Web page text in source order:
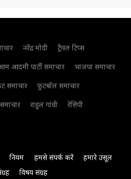
नरेंद्र मोदी
ट्रैवल टिप्स
आदमी पार्टी समाचार
भाजपा समाचार
समाचार
फुटबॉल समाचार
राहुल गांधी
रेसिपी
नियम हमसे संपर्क करें
हमारे उसूल
विषय संग्रह